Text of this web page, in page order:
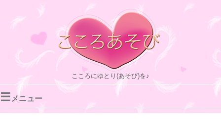
こころにゆとり(あそび)を♪
☰ メニュー